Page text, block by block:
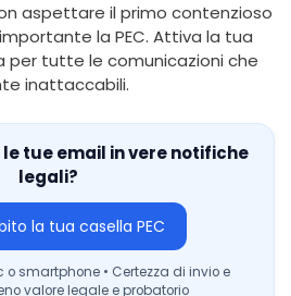
aspettare il primo contenzioso
la PEC. Attiva la tua
per tutte le comunicazioni che
inattaccabili.
tue email in vere notifiche
legali?
la tua casella PEC
smartphone • Certezza di invio e
valore legale e probatorio